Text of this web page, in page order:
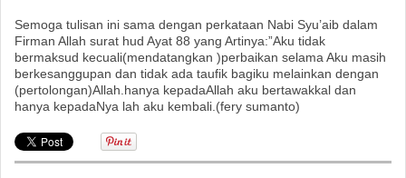
Semoga tulisan ini sama dengan perkataan Nabi Syu’aib dalam
Firman Allah surat hud Ayat 88 yang Artinya:”Aku tidak
bermaksud kecuali(mendatangkan )perbaikan selama Aku masih
berkesanggupan dan tidak ada taufik bagiku melainkan dengan
(pertolongan)Allah.hanya kepadaAllah aku bertawakkal dan
hanya kepadaNya lah aku kembali.(fery sumanto)